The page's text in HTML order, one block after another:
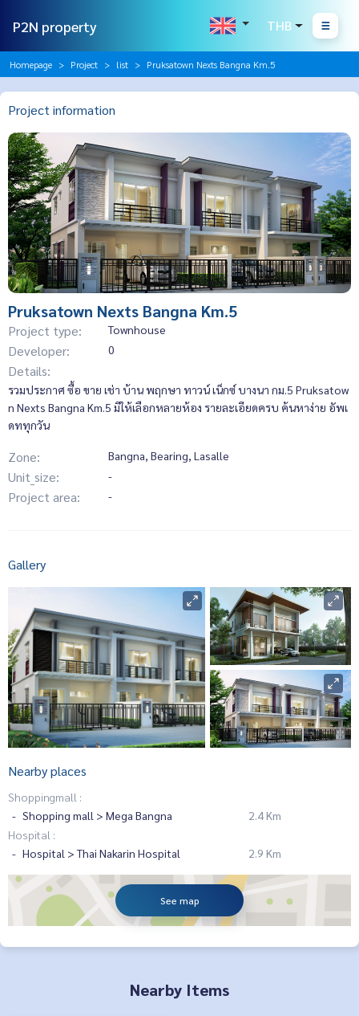
P2N property THB
Homepage Project list Pruksatown Nexts Bangna Km.5
Project information
Pruksatown Nexts Bangna Km.5
Project type: Townhouse
Developer: 0
Details:
รวมประกาศ ซื้อ ขาย เช่า บ้าน พฤกษา ทาวน์ เน็กซ์ บางนา กม.5 Pruksatow
n Nexts Bangna Km.5 มีให้เลือกหลายห้อง รายละเอียดครบ ค้นหาง่าย อัพเ
ดททุกวัน
Zone: Bangna, Bearing, Lasalle
Unit_size: -
Project area: -
Gallery
Nearby places
Shoppingmall :
Shopping mall > Mega Bangna
2.4 Km
Hospital :
Hospital > Thai Nakarin Hospital
2.9 Km
See map
Nearby Items